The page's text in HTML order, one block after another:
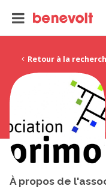
Retour à la
À propos de